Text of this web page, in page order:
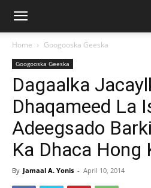
Home Googooska Geeska
Googooska Geeska
Dagaalka
Dhaqameed La
Adeegsado
Ka Dhaca Hong
By Jamaal A. Yonis - April 10, 2014